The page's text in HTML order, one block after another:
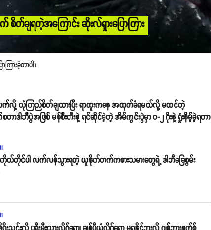
ျရတဲ့အကြောင်း ဆိုးလ်ရှားပြောကြား
ြားခဲ့တာပါ။
ယုံကြည်စိတ်ချထားပြီး ရာထူးကနေ အထုတ်ခံရမယ်လို့ မထင်တဲ့
ာဒါဘီပွဲအဖြစ် မန်စီးတီးနဲ့ ရင်ဆိုင်ခဲ့တဲ့ အိမ်ကွင်းပွဲမှာ ၀-၂ ဂိုးနဲ့ ရှုံးနိမ့်ခဲ့ရတာ
ယ်တိုင်ပါ လက်လန်သွားရတဲ့ ယူနိုက်တက်ကစားသမားတွေရဲ့ ဒါဘီခြေစွမ်း